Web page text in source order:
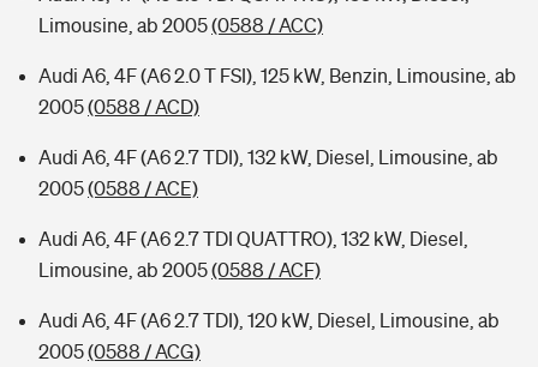
Limousine, ab 2005(0588 / ACC)
Audi A6, 4F (A6 2.0 T FSI), 125 kW, Benzin, Limousine, ab
2005(0588 / ACD)
Audi A6, 4F (A6 2.7 TDI), 132 kW, Diesel, Limousine, ab
2005(0588 / ACE)
Audi A6, 4F (A6 2.7 TDI QUATTRO), 132 kW, Diesel,
Limousine, ab 2005(0588 / ACF)
Audi A6, 4F (A6 2.7 TDI), 120 kW, Diesel, Limousine, ab
2005(0588 / ACG)